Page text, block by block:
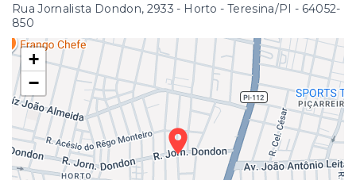
Rua Jornalista Dondon, 2933 - Horto - Teresina/PI - 64052-
850
+
−